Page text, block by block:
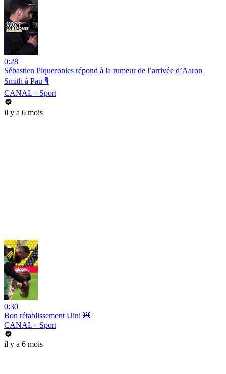
0:28
Sébastien Piqueronies répond à la rumeur de l’arrivée d’Aaron
Smith à Pau 🎙️
CANAL+ Sport
il y a 6 mois
0:30
Bon rétablissement Uini 🧸
CANAL+ Sport
il y a 6 mois